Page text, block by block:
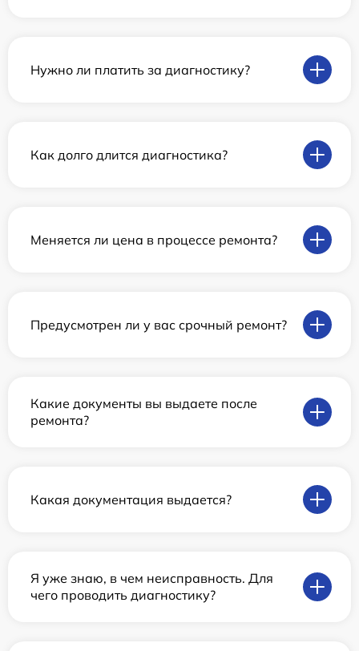
Нужно ли платить за диагностику?
Как долго длится диагностика?
Меняется ли цена в процессе ремонта?
Предусмотрен ли у вас срочный ремонт?
Какие документы вы выдаете после
ремонта?
Какая документация выдается?
Я уже знаю, в чем неисправность. Для
чего проводить диагностику?